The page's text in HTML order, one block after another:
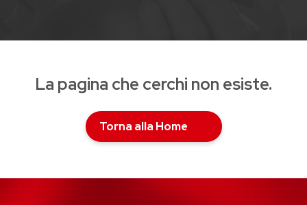
La pagina che cerchi non esiste.
Torna alla Home